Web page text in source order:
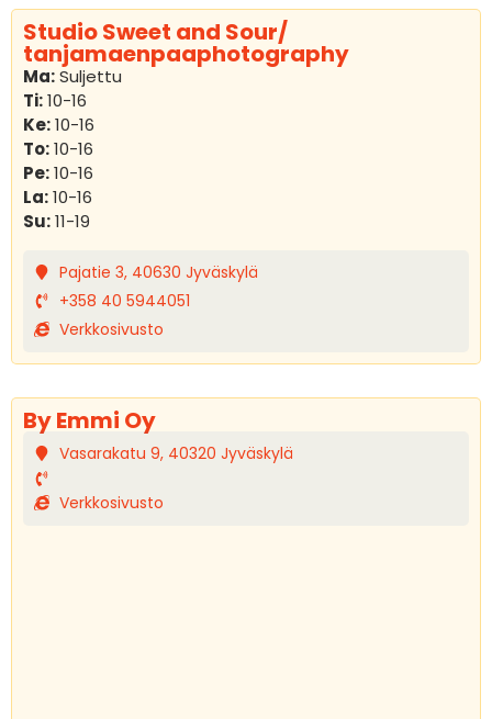
Studio Sweet and Sour/
tanjamaenpaaphotography
Ma:Suljettu
Ti:10-16
Ke:10-16
To:10-16
Pe:10-16
La:10-16
Su:11-19
Pajatie 3, 40630 Jyväskylä
+358 40 5944051
Verkkosivusto
By Emmi Oy
Vasarakatu 9, 40320 Jyväskylä
Verkkosivusto